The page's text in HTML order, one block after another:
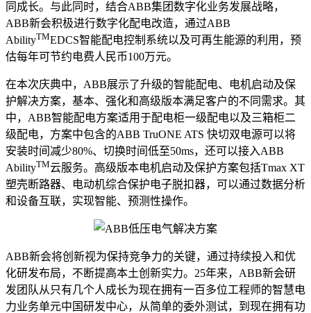
同成长。与此同时，结合ABB集团数字化业务发展战略，
ABB新会积极进行数字化配电改造，通过ABB
AbilityTMEDCS智能配电控制系统以及可再生能源的利用，预
估每年可节约电费人民币100万元。
在本次庆典中，ABB展示了升级的智能配电、电机启动及保
护解决方案，基本、强化和高级版本满足客户的不同需求。其
中，ABB智能配电方案适用于配电柜一级配电以及三箱柜二
级配电，方案中包含的ABB TruONE ATS 快切双电源可以将
安装时间减少80%、切换时间低至50ms，还可以接入ABB
AbilityTM云服务。高级版本电机启动及保护方案包括Tmax XT
塑壳断路器、电动机综合保护电子脱扣器，可以通过数据分析
和设备互联，实现智能、预测性操作。
ABB新会将创新视为保持竞争力的关键，通过持续投入和优
化研发布局，不断提高本土创新实力。25年来，ABB新会研
发团队从只有几个人成长为现在拥有一百多位工程师的智慧电
力业务单元中国研发中心，从简单的委外测试，到现在拥有功